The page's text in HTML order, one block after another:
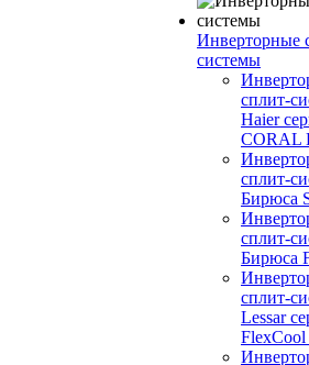
Инверторные
системы
сплит-
Haier
CORAL
сплит-
Бирюса
сплит-
Бирюса
сплит-
Lessar